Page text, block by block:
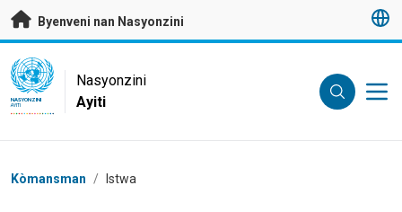
Janbe ale dirèk nan kontni prensipal
Byenveni nan Nasyonzini
UN Logo
NASYONZINI
AYITI
Nasyonzini
Ayiti
Chimen
Kòmansman / Istwa